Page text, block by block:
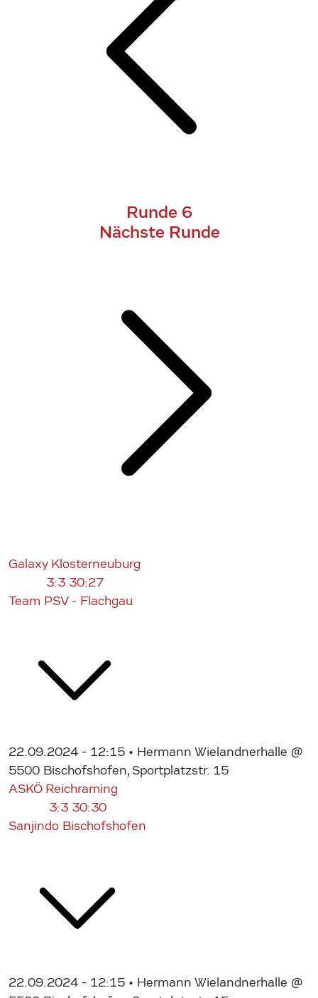
Runde 6
Nächste Runde
Galaxy Klosterneuburg
3:3 30:27
Team PSV - Flachgau
22.09.2024 - 12:15 • Hermann Wielandnerhalle @
5500 Bischofshofen, Sportplatzstr. 15
ASKÖ Reichraming
3:3 30:30
Sanjindo Bischofshofen
22.09.2024 - 12:15 • Hermann Wielandnerhalle @